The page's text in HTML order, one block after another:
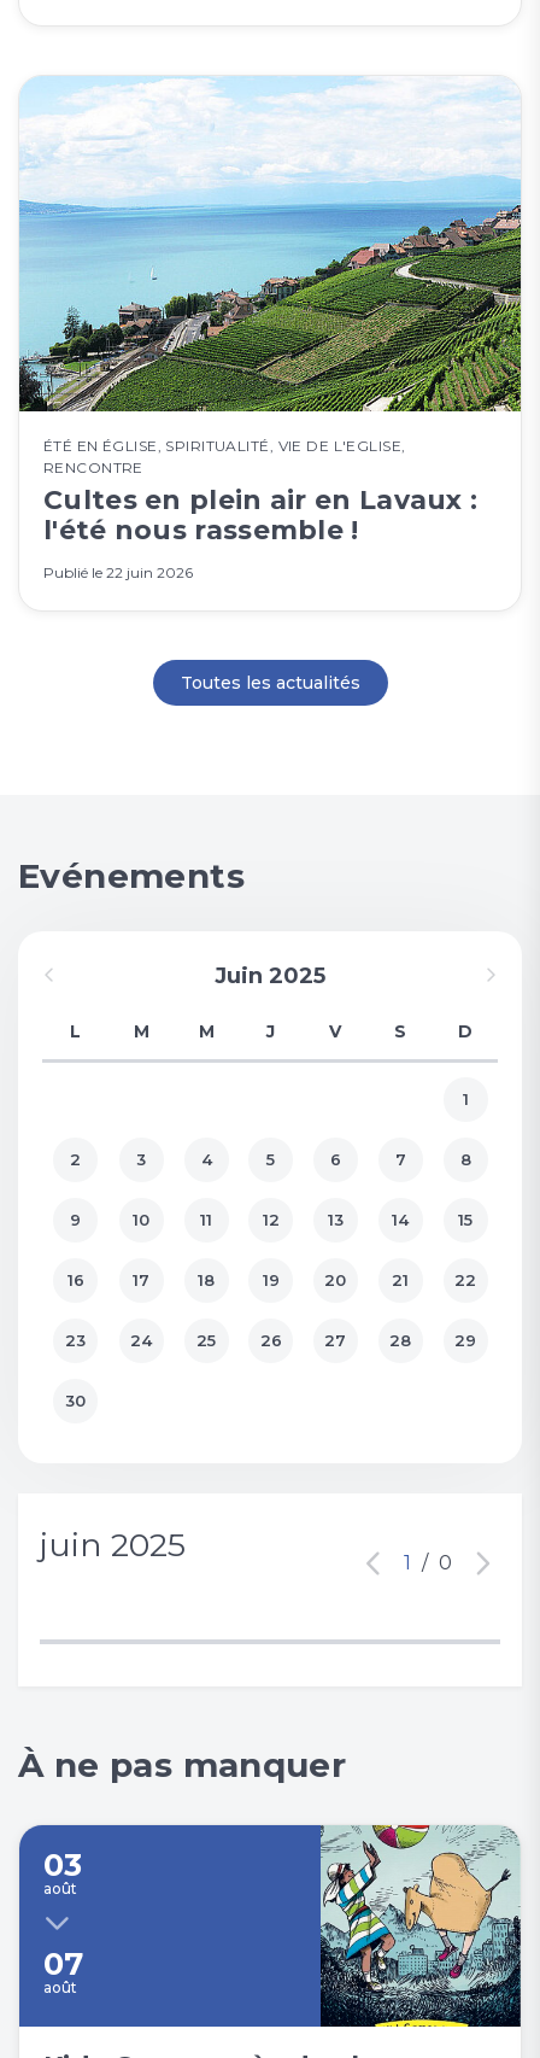
ÉTÉ EN ÉGLISE SPIRITUALITÉ VIE DE L'EGLISE
RENCONTRE
Cultes en plein air en Lavaux :
l'été nous rassemble !
Publié le 22 juin 2026
Toutes les actualités
Evénements
Juin 2025
L M M J V S D
1
2 3 4 5 6 7 8
9 10 11 12 13 14 15
16 17 18 19 20 21 22
23 24 25 26 27 28 29
30
juin 2025 1 / 0
À ne pas manquer
03
août
07
août